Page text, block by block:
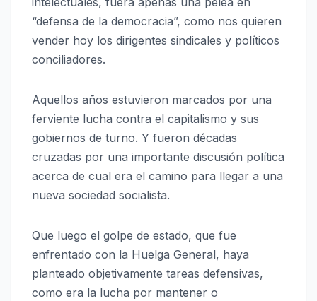
“defensa de la democracia”, como nos quieren
vender hoy los dirigentes sindicales y políticos
conciliadores.
Aquellos años estuvieron marcados por una
ferviente lucha contra el capitalismo y sus
gobiernos de turno. Y fueron décadas
cruzadas por una importante discusión política
acerca de cual era el camino para llegar a una
nueva sociedad socialista.
Que luego el golpe de estado, que fue
enfrentado con la Huelga General, haya
planteado objetivamente tareas defensivas,
como era la lucha por mantener o